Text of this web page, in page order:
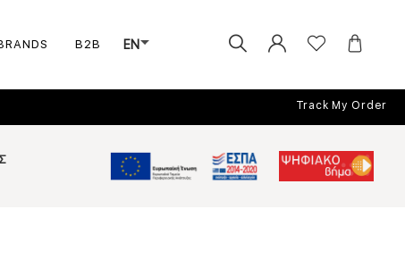
B2B EN
Track My Order